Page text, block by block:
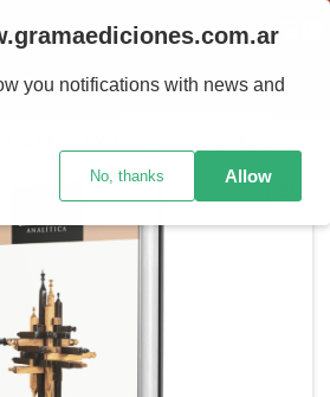
PRODUTOS
you notifications with news and
No, thanks Allow